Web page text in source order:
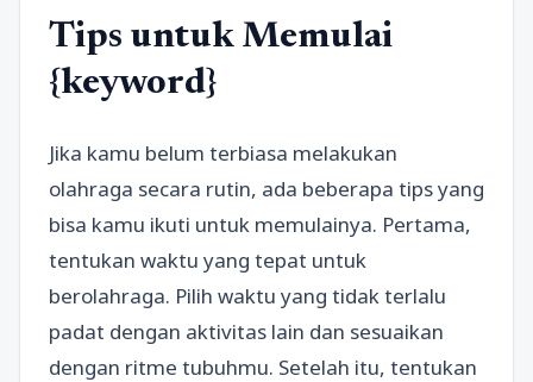
Tips untuk Memulai
{keyword}
Jika kamu belum terbiasa melakukan
olahraga secara rutin, ada beberapa tips yang
bisa kamu ikuti untuk memulainya. Pertama,
tentukan waktu yang tepat untuk
berolahraga. Pilih waktu yang tidak terlalu
padat dengan aktivitas lain dan sesuaikan
dengan ritme tubuhmu. Setelah itu, tentukan